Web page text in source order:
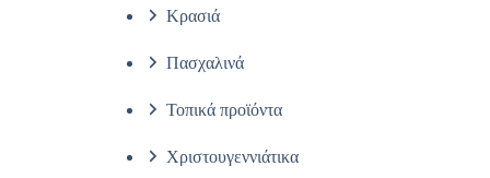
Κρασιά
Πασχαλινά
Τοπικά προϊόντα
Χριστουγεννιάτικα